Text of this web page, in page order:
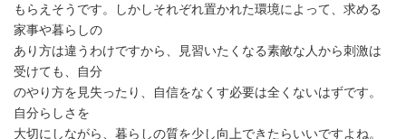
もらえそうです。しかしそれぞれ置かれた環境によって、求める
家事や暮らしの
あり方は違うわけですから、見習いたくなる素敵な人から刺激は
受けても、自分
のやり方を見失ったり、自信をなくす必要は全くないはずです。
自分らしさを
大切にしながら、暮らしの質を少し向上できたらいいですよね。